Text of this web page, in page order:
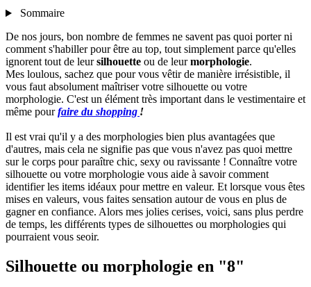
Sommaire
De nos jours, bon nombre de femmes ne savent pas quoi porter ni
comment s'habiller pour être au top, tout simplement parce qu'elles
ignorent tout de leursilhouette ou de leurmorphologie.
Mes loulous, sachez que pour vous vêtir de manière irrésistible, il
vous faut absolument maîtriser votre silhouette ou votre
morphologie. C'est un élément très important dans le vestimentaire et
même pourfaire du shopping !
Il est vrai qu'il y a des morphologies bien plus avantagées que
d'autres, mais cela ne signifie pas que vous n'avez pas quoi mettre
sur le corps pour paraître chic, sexy ou ravissante ! Connaître votre
silhouette ou votre morphologie vous aide à savoir comment
identifier les items idéaux pour mettre en valeur. Et lorsque vous êtes
mises en valeurs, vous faites sensation autour de vous en plus de
gagner en confiance. Alors mes jolies cerises, voici, sans plus perdre
de temps, les différents types de silhouettes ou morphologies qui
pourraient vous seoir.
Silhouette ou morphologie en "8"